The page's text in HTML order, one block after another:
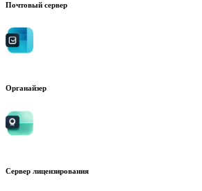
Почтовый сервер
Органайзер
Сервер лицензирования